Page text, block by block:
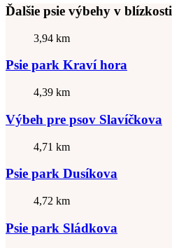
Ďalšie psie výbehy v blízkosti
3,94 km
Psie park Kraví hora
4,39 km
Výbeh pre psov Slavíčkova
4,71 km
Psie park Dusíkova
4,72 km
Psie park Sládkova